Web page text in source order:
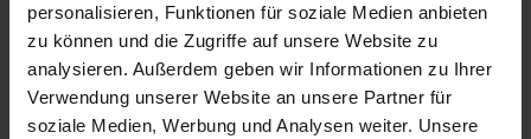
personalisieren, Funktionen für soziale Medien anbieten
zu können und die Zugriffe auf unsere Website zu
analysieren. Außerdem geben wir Informationen zu Ihrer
Verwendung unserer Website an unsere Partner für
soziale Medien, Werbung und Analysen weiter. Unsere
verschließen sich heute nur noch wenige. Die
herrschenden Trends der öffentlichen Meinung
erscheinen dabei zunehmend von einer ethisch-
moralischen Sensibilität bestimmt, die früheren